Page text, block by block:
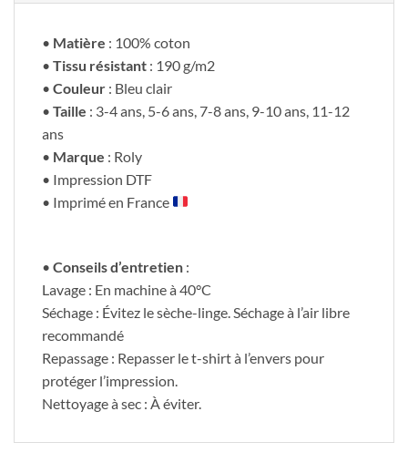
• Matière : 100% coton
• Tissu résistant : 190 g/m2
• Couleur : Bleu clair
• Taille : 3-4 ans, 5-6 ans, 7-8 ans, 9-10 ans, 11-12
ans
• Marque : Roly
• Impression DTF
• Imprimé en France
• Conseils d’entretien :
Lavage : En machine à 40°C
Séchage : Évitez le sèche-linge. Séchage à l’air libre
recommandé
Repassage : Repasser le t-shirt à l’envers pour
protéger l’impression.
Nettoyage à sec : À éviter.